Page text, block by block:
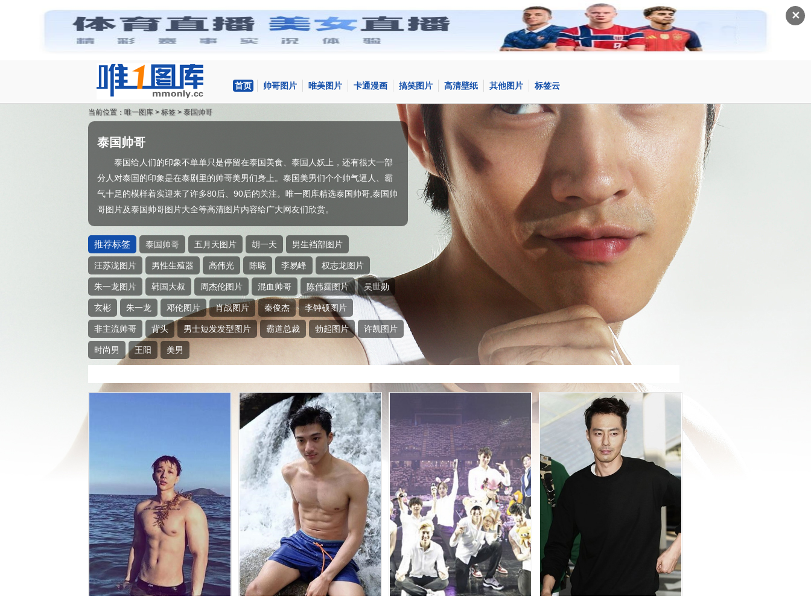
✕
首页 帅哥图片 唯美图片 卡通漫画 搞笑图片 高清壁纸 其他图片 标签云
当前位置： 唯一图库 >标签 >泰国帅哥
泰国帅哥
泰国给人们的印象不单单只是停留在泰国美食、泰国人妖上，还有很大一部
分人对泰国的印象是在泰剧里的帅哥美男们身上。泰国美男们个个帅气逼人、霸
气十足的模样着实迎来了许多80后、90后的关注。唯一图库精选泰国帅哥,泰国帅
哥图片及泰国帅哥图片大全等高清图片内容给广大网友们欣赏。
推荐标签 泰国帅哥 五月天图片 胡一天 男生裆部图片
汪苏泷图片 男性生殖器 高伟光 陈晓 李易峰 权志龙图片
朱一龙图片 韩国大叔 周杰伦图片 混血帅哥 陈伟霆图片 吴世勋
玄彬 朱一龙 邓伦图片 肖战图片 秦俊杰 李钟硕图片
非主流帅哥 背头 男士短发发型图片 霸道总裁 勃起图片 许凯图片
时尚男 王阳 美男